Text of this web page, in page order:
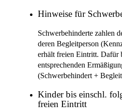
Hinweise für
Schwerbehinderte zahlen
deren Begleitperson
erhält freien Eintritt. Dafür
entsprechenden
(Schwerbehindert +
Kinder bis einschl.
freien Eintritt